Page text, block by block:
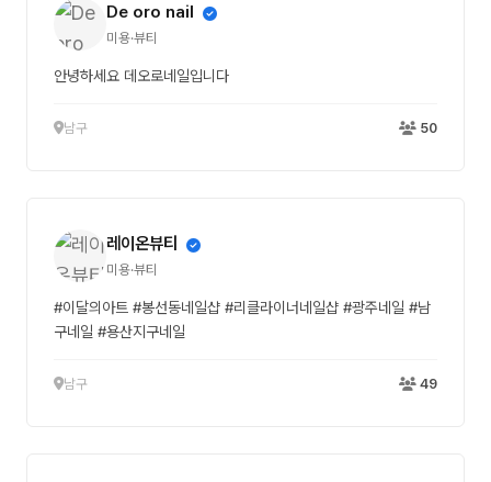
De oro nail
미용·뷰티
안녕하세요 데오로네일입니다
남구 50
레이온뷰티
미용·뷰티
#이달의아트 #봉선동네일샵 #리클라이너네일샵 #광주네일 #남
구네일 #용산지구네일
남구 49